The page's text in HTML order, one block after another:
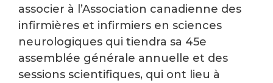
associer à l’Association canadienne des
infirmières et infirmiers en sciences
neurologiques qui tiendra sa 45e
assemblée générale annuelle et des
sessions scientifiques, qui ont lieu à